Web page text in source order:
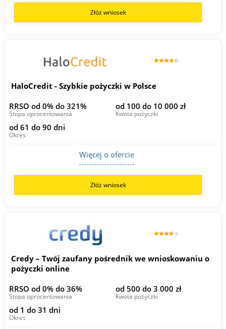
Złóż wniosek
HaloCredit - Szybkie pożyczki w Polsce
RRSO od 0% do 321%
Stopa oprocentowania
od 100 do 10 000 zł
Kwota pożyczki
od 61 do 90 dni
Okres
Więcej o ofercie
Złóż wniosek
Credy – Twój zaufany pośrednik we wnioskowaniu o
pożyczki online
RRSO od 0% do 36%
Stopa oprocentowania
od 500 do 3 000 zł
Kwota pożyczki
od 1 do 31 dni
Okres